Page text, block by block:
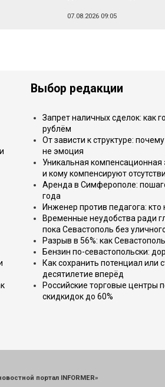
07.08.2026 09:05
Выбор редакции
Запрет наличных сделок: как
рублём
От зависти к структуре:
не эмоция
Уникальная
и кому компенсируют
Аренда в Симферополе:
года
Инженер против педагога:
Временные неудобства ради
пока Севастополь без
Разрыв в 56%: как
Бензин по-севастопольски:
Как сохранить потенциал или
десятилетие вперёд
Российские торговые центры
скидкидок до 60%
портал INFORMER»